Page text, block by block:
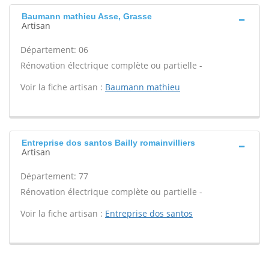
Baumann mathieu Asse, Grasse
Artisan
Département: 06
Rénovation électrique complète ou partielle -
Voir la fiche artisan : Baumann mathieu
Entreprise dos santos Bailly romainvilliers
Artisan
Département: 77
Rénovation électrique complète ou partielle -
Voir la fiche artisan : Entreprise dos santos